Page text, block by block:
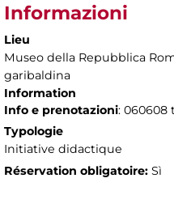
Informazioni
Lieu
Museo della Repubblica
garibaldina
Information
Info e prenotazioni: 060608
Typologie
Initiative didactique
Réservation obligatoire: Sì